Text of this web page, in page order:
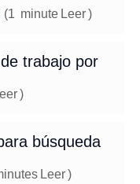
(1 minute Leer)
trabajo por
)
búsqueda
Leer)